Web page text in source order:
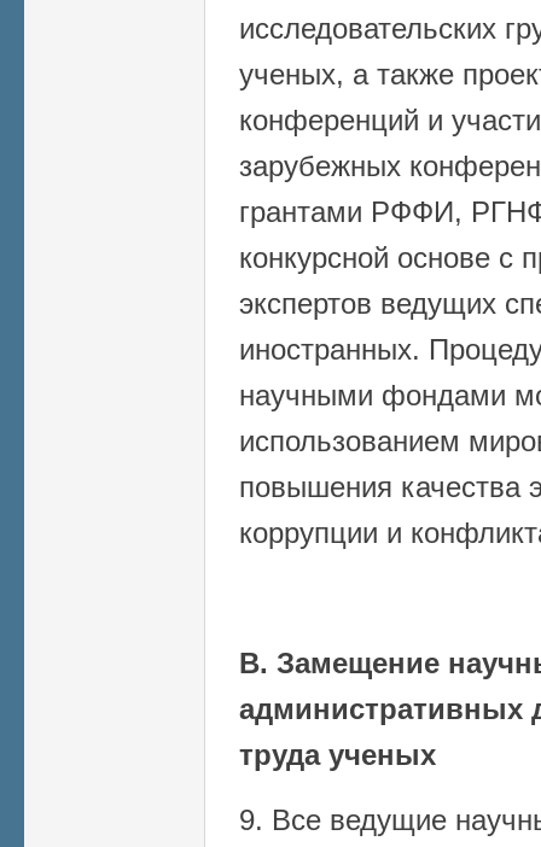
исследовательских
ученых, а также
конференций и
зарубежных
грантами РФФИ,
конкурсной основе с
экспертов ведущих
иностранных.
научными фондами
использованием
повышения качества
коррупции и
В. Замещение
административных
труда ученых
9. Все ведущие